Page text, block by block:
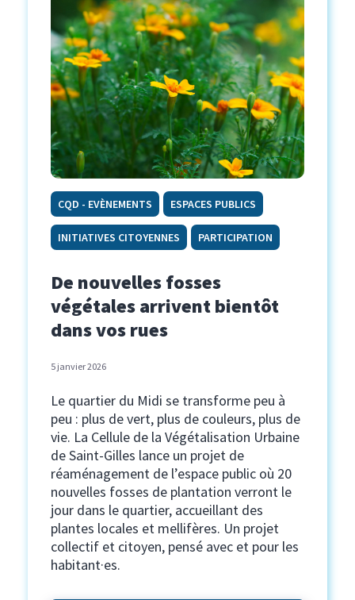
CQD - EVÈNEMENTS ESPACES PUBLICS
INITIATIVES CITOYENNES PARTICIPATION
De nouvelles fosses
végétales arrivent bientôt
dans vos rues
5 janvier 2026
Le quartier du Midi se transforme peu à
peu : plus de vert, plus de couleurs, plus de
vie. La Cellule de la Végétalisation Urbaine
de Saint-Gilles lance un projet de
réaménagement de l’espace public où 20
nouvelles fosses de plantation verront le
jour dans le quartier, accueillant des
plantes locales et mellifères. Un projet
collectif et citoyen, pensé avec et pour les
habitant·es.